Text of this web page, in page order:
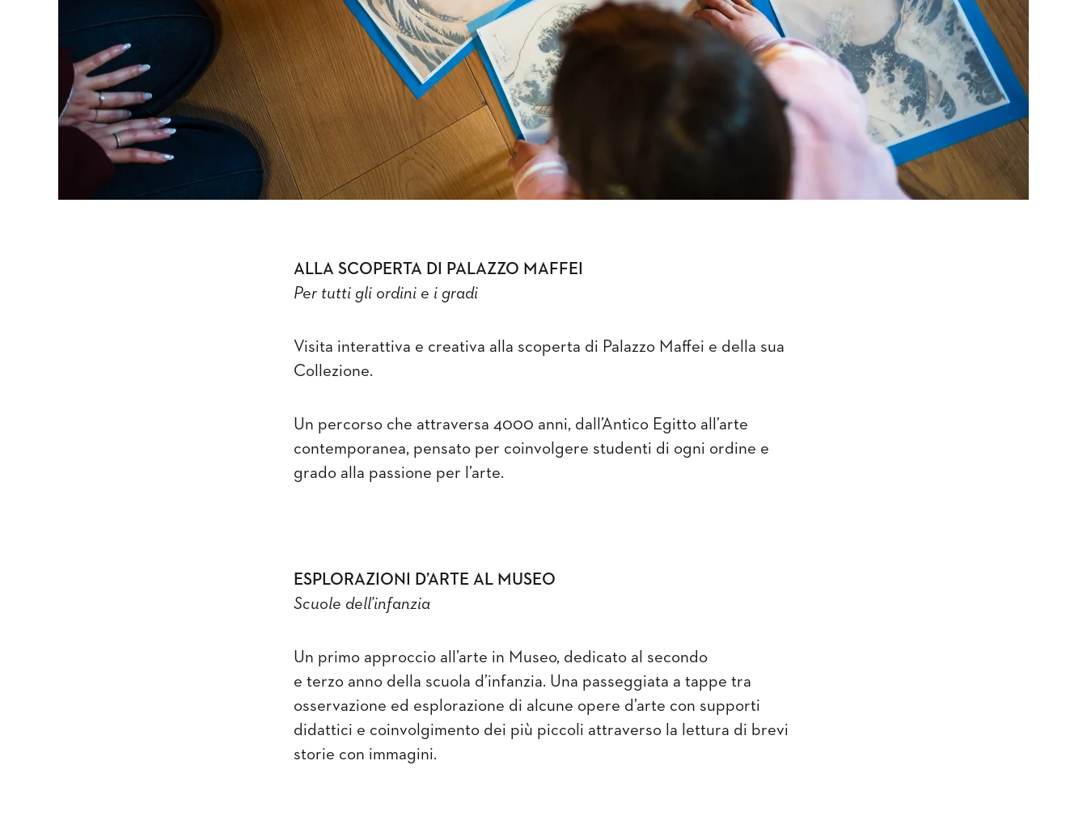
ALLA SCOPERTA DI PALAZZO MAFFEI
Per tutti gli ordini e i gradi
Visita interattiva e creativa alla scoperta di Palazzo Maffei e della sua
Collezione.
Un percorso che attraversa 4000 anni, dall’Antico Egitto all’arte
contemporanea, pensato per coinvolgere studenti di ogni ordine e
grado alla passione per l’arte.
ESPLORAZIONI D’ARTE AL MUSEO
Scuole dell’infanzia
Un primo approccio all’arte in Museo, dedicato al secondo
e terzo anno della scuola d’infanzia. Una passeggiata a tappe tra
osservazione ed esplorazione di alcune opere d’arte con supporti
didattici e coinvolgimento dei più piccoli attraverso la lettura di brevi
storie con immagini.